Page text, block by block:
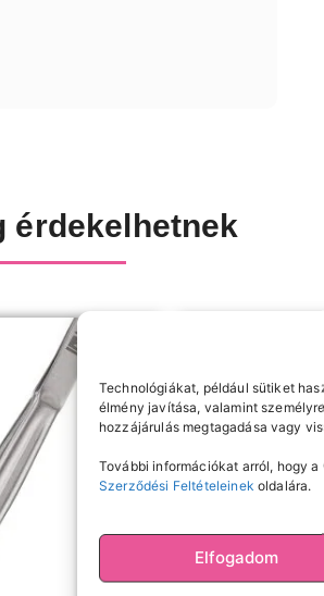
Technológiákat, például sütiket
élmény javítása, valamint
hozzájárulás megtagadása vagy
További információkat arról, hogy
Szerződési Feltételeinek oldalára.
Elfogadom
érdekelhetnek